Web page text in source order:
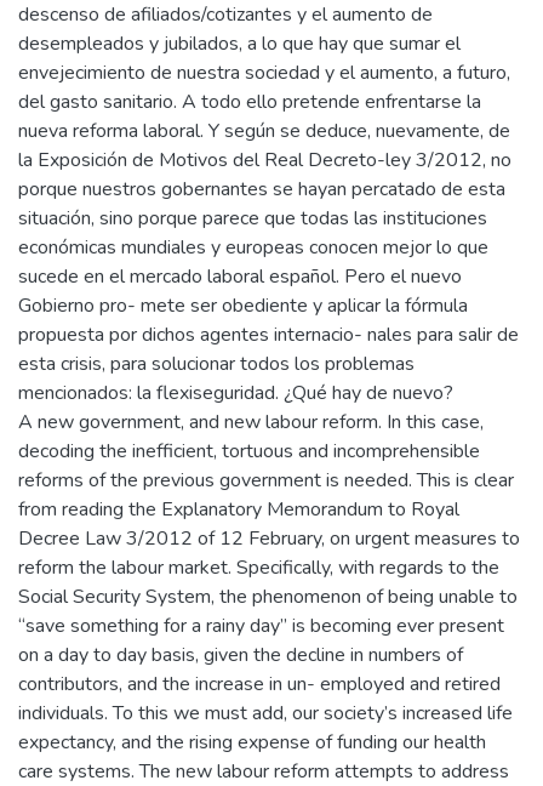
descenso de afiliados/cotizantes y el aumento de
desempleados y jubilados, a lo que hay que sumar el
envejecimiento de nuestra sociedad y el aumento, a futuro,
del gasto sanitario. A todo ello pretende enfrentarse la
nueva reforma laboral. Y según se deduce, nuevamente, de
la Exposición de Motivos del Real Decreto-ley 3/2012, no
porque nuestros gobernantes se hayan percatado de esta
situación, sino porque parece que todas las instituciones
económicas mundiales y europeas conocen mejor lo que
sucede en el mercado laboral español. Pero el nuevo
Gobierno pro- mete ser obediente y aplicar la fórmula
propuesta por dichos agentes internacio- nales para salir de
esta crisis, para solucionar todos los problemas
mencionados: la flexiseguridad. ¿Qué hay de nuevo?
A new government, and new labour reform. In this case,
decoding the inefficient, tortuous and incomprehensible
reforms of the previous government is needed. This is clear
from reading the Explanatory Memorandum to Royal
Decree Law 3/2012 of 12 February, on urgent measures to
reform the labour market. Specifically, with regards to the
Social Security System, the phenomenon of being unable to
“save something for a rainy day” is becoming ever present
on a day to day basis, given the decline in numbers of
contributors, and the increase in un- employed and retired
individuals. To this we must add, our society’s increased life
expectancy, and the rising expense of funding our health
care systems. The new labour reform attempts to address